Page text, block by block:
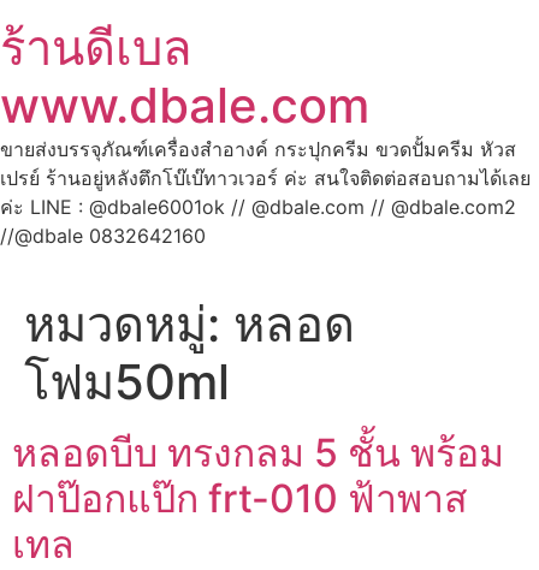
ร้านดีเบล
www.dbale.com
ขายส่งบรรจุภัณฑ์เครื่องสำอางค์ กระปุกครีม ขวดปั้มครีม หัวส
เปรย์ ร้านอยู่หลังตึกโบ๊เบ๊ทาวเวอร์ ค่ะ สนใจติดต่อสอบถามได้เลย
ค่ะ LINE : @dbale6001ok // @dbale.com // @dbale.com2
//@dbale 0832642160
หมวดหมู่: หลอด
โฟม50ml
หลอดบีบ ทรงกลม 5 ชั้น พร้อม
ฝาป๊อกแป๊ก frt-010 ฟ้าพาส
เทล